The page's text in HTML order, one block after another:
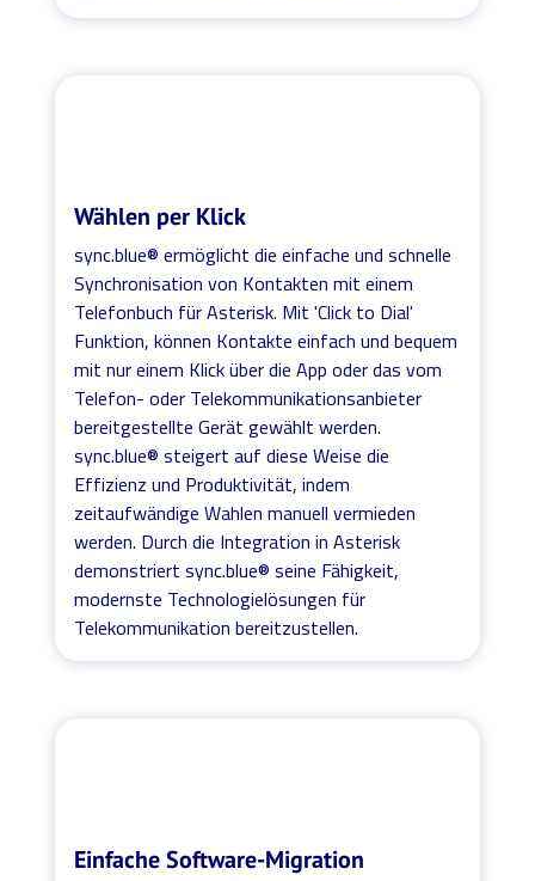
Wählen per Klick
sync.blue® ermöglicht die einfache und schnelle
Synchronisation von Kontakten mit einem
Telefonbuch für Asterisk. Mit 'Click to Dial'
Funktion, können Kontakte einfach und bequem
mit nur einem Klick über die App oder das vom
Telefon- oder Telekommunikationsanbieter
bereitgestellte Gerät gewählt werden.
sync.blue® steigert auf diese Weise die
Effizienz und Produktivität, indem
zeitaufwändige Wahlen manuell vermieden
werden. Durch die Integration in Asterisk
demonstriert sync.blue® seine Fähigkeit,
modernste Technologielösungen für
Telekommunikation bereitzustellen.
Einfache Software-Migration